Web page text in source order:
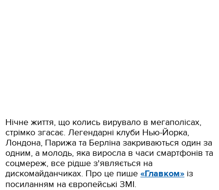
Нічне життя, що колись вирувало в мегаполісах,
стрімко згасає. Легендарні клуби Нью-Йорка,
Лондона, Парижа та Берліна закриваються один за
одним, а молодь, яка виросла в часи смартфонів та
соцмереж, все рідше з'являється на
дискомайданчиках. Про це пише«Главком» із
посиланням на європейські ЗМІ.